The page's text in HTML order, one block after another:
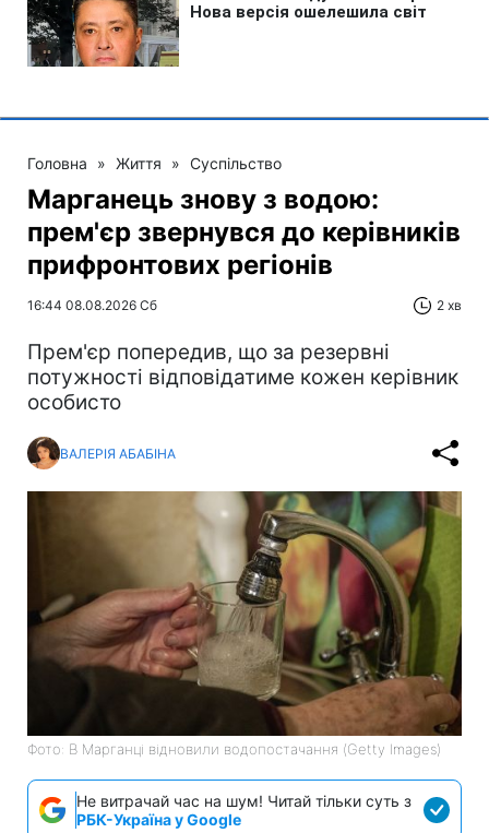
Головна » Життя » Суспільство
Марганець знову з водою:
прем'єр звернувся до керівників
прифронтових регіонів
16:44 08.08.2026 Сб 2 хв
Прем'єр попередив, що за резервні
потужності відповідатиме кожен керівник
особисто
ВАЛЕРІЯ АБАБІНА
Фото: В Марганці відновили водопостачання (Getty Images)
Не витрачай час на шум! Читай тільки суть з
РБК-Україна у Google